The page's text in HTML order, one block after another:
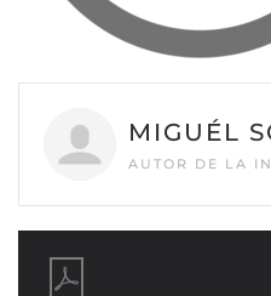
MIGUÉL
AUTOR DE LA